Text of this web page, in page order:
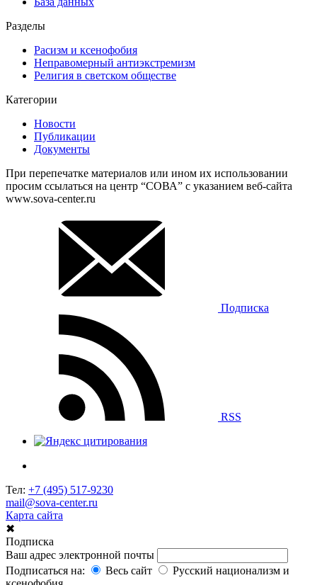
Разделы
Расизм и ксенофобия
Неправомерный антиэкстремизм
Религия в светском обществе
Категории
Новости
Публикации
Документы
При перепечатке материалов или ином их использовании
просим ссылаться на центр “СОВА” с указанием веб-сайта
www.sova-center.ru
Подписка
RSS
Тел: +7 (495) 517-9230
mail@sova-center.ru
Карта сайта
✖
Подписка
Ваш адрес электронной почты
Подписаться на:
Весь сайт
Русский национализм и